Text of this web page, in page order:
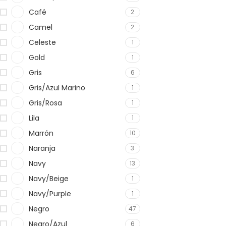
Café 2
Camel 2
Celeste 1
Gold 1
Gris 6
Gris/Azul Marino 1
Gris/Rosa 1
Lila 1
Marrón 10
Naranja 3
Navy 13
Navy/Beige 1
Navy/Purple 1
Negro 47
Negro/Azul 6